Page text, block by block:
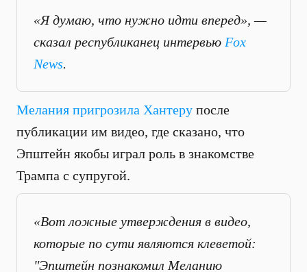
«Я думаю, что нужно идти вперед», —
сказал республиканец интервью Fox
News.
Мелания пригрозила Хантеру после
публикации им видео, где сказано, что
Эпштейн якобы играл роль в знакомстве
Трампа с супругой.
«Вот ложные утверждения в видео,
которые по сути являются клеветой:
"Эпштейн познакомил Меланию